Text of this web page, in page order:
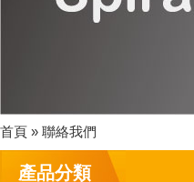
首頁 » 聯絡我們
產品分類